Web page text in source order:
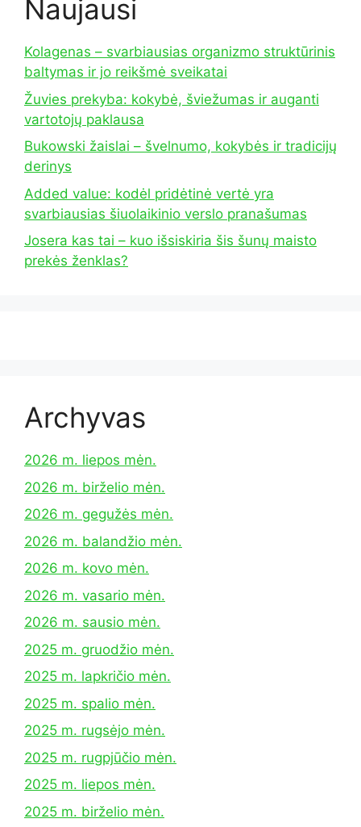
Naujausi
Kolagenas – svarbiausias organizmo struktūrinis
baltymas ir jo reikšmė sveikatai
Žuvies prekyba: kokybė, šviežumas ir auganti
vartotojų paklausa
Bukowski žaislai – švelnumo, kokybės ir tradicijų
derinys
Added value: kodėl pridėtinė vertė yra
svarbiausias šiuolaikinio verslo pranašumas
Josera kas tai – kuo išsiskiria šis šunų maisto
prekės ženklas?
Archyvas
2026 m. liepos mėn.
2026 m. birželio mėn.
2026 m. gegužės mėn.
2026 m. balandžio mėn.
2026 m. kovo mėn.
2026 m. vasario mėn.
2026 m. sausio mėn.
2025 m. gruodžio mėn.
2025 m. lapkričio mėn.
2025 m. spalio mėn.
2025 m. rugsėjo mėn.
2025 m. rugpjūčio mėn.
2025 m. liepos mėn.
2025 m. birželio mėn.